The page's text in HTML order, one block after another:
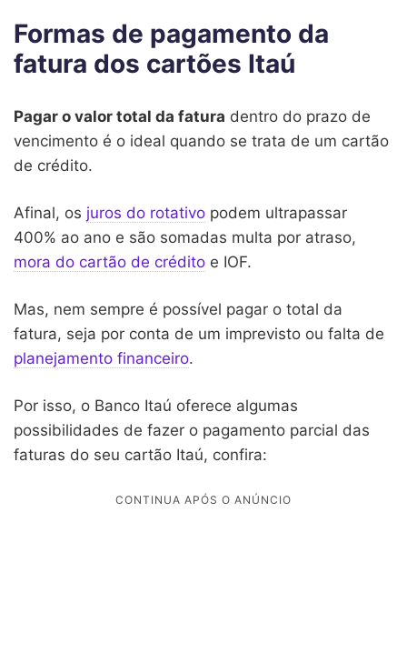
Formas de pagamento da
fatura dos cartões Itaú
Pagar o valor total da fatura dentro do prazo de
vencimento é o ideal quando se trata de um cartão
de crédito.
Afinal, os juros do rotativo podem ultrapassar
400% ao ano e são somadas multa por atraso,
mora do cartão de crédito e IOF.
Mas, nem sempre é possível pagar o total da
fatura, seja por conta de um imprevisto ou falta de
planejamento financeiro.
Por isso, o Banco Itaú oferece algumas
possibilidades de fazer o pagamento parcial das
faturas do seu cartão Itaú, confira: